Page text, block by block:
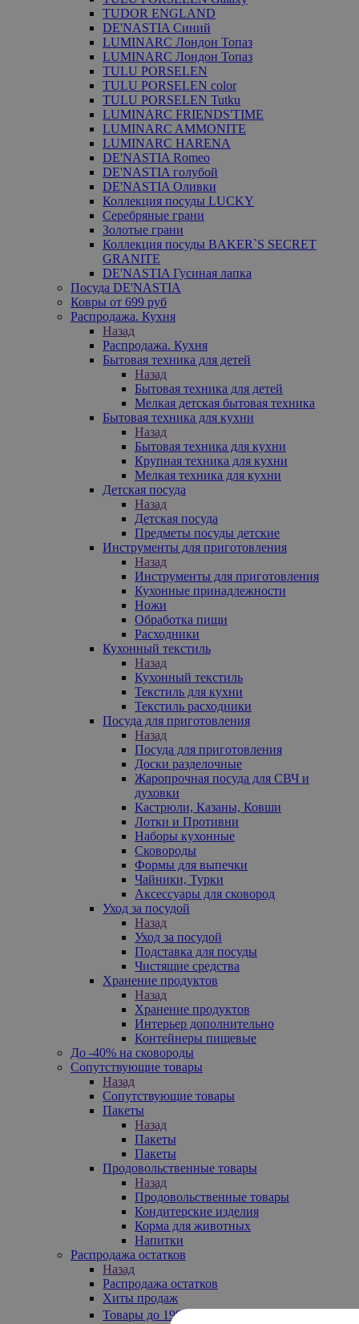
TUDOR ENGLAND
DE'NASTIA Синий
LUMINARC Лондон Топаз
LUMINARC Лондон Топаз
TULU PORSELEN
TULU PORSELEN color
TULU PORSELEN Tutku
LUMINARC FRIENDS'TIME
LUMINARC AMMONITE
LUMINARC HARENA
DE'NASTIA Romeo
DE'NASTIA голубой
DE'NASTIA Оливки
Коллекция посуды LUCKY
Серебряные грани
Золотые грани
Коллекция посуды BAKER`S SECRET
GRANITE
DE'NASTIA Гусиная лапка
Посуда DE'NASTIA
Ковры от 699 руб
Распродажа. Кухня
Назад
Распродажа. Кухня
Бытовая техника для детей
Назад
Бытовая техника для детей
Мелкая детская бытовая техника
Бытовая техника для кухни
Назад
Бытовая техника для кухни
Крупная техника для кухни
Мелкая техника для кухни
Детская посуда
Назад
Детская посуда
Предметы посуды детские
Инструменты для приготовления
Назад
Инструменты для приготовления
Кухонные принадлежности
Ножи
Обработка пищи
Расходники
Кухонный текстиль
Назад
Кухонный текстиль
Текстиль для кухни
Текстиль расходники
Посуда для приготовления
Назад
Посуда для приготовления
Доски разделочные
Жаропрочная посуда для СВЧ и
духовки
Кастрюли, Казаны, Ковши
Лотки и Противни
Наборы кухонные
Сковороды
Формы для выпечки
Чайники, Турки
Аксессуары для сковород
Уход за посудой
Назад
Уход за посудой
Подставка для посуды
Чистящие средства
Хранение продуктов
Назад
Хранение продуктов
Интерьер дополнительно
Контейнеры пищевые
До -40% на сковороды
Сопутствующие товары
Назад
Сопутствующие товары
Пакеты
Назад
Пакеты
Пакеты
Продовольственные товары
Назад
Продовольственные товары
Кондитерские изделия
Корма для животных
Напитки
Распродажа остатков
Назад
Распродажа остатков
Хиты продаж
Товары до 199₽